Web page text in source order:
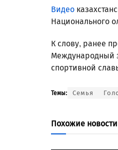
Видео
Национального
К слову, ранее
Международный
спортивной
Темы: Семья
Похожие новости